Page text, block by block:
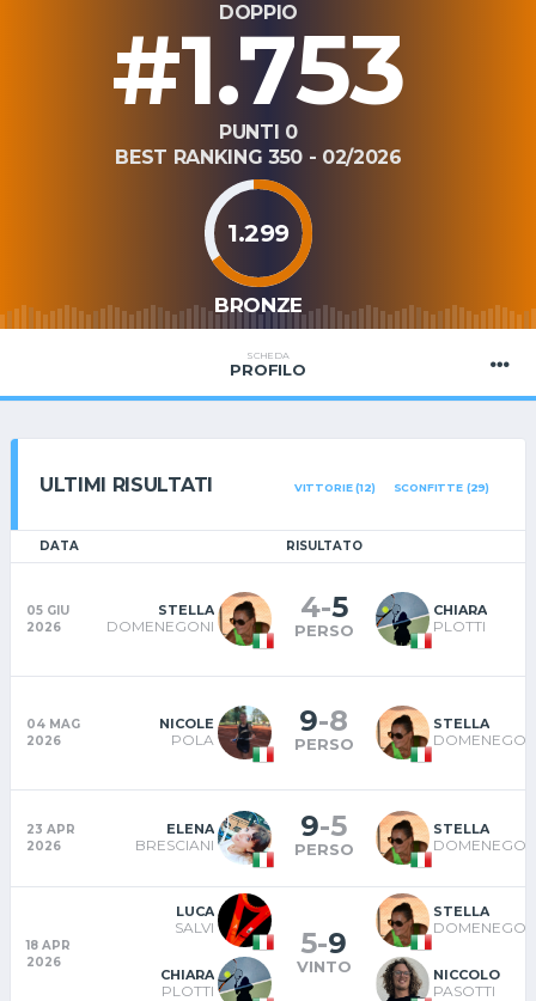
DOPPIO
#1.753
PUNTI 0
BEST RANKING 350 - 02/2026
1.299
BRONZE
SCHEDA
PROFILO
ULTIMI RISULTATI VITTORIE (12) SCONFITTE (29)
DATA RISULTATO
05 GIU
2026
STELLA
DOMENEGONI
4-5
PERSO
CHIARA
PLOTTI
04 MAG
2026
NICOLE
POLA
9-8
PERSO
STELLA
23 APR
2026
ELENA
BRESCIANI
9-5
PERSO
STELLA
18 APR
2026
LUCA
SALVI
CHIARA
PLOTTI
5-9
VINTO
STELLA
NICCOLO
PASOTTI